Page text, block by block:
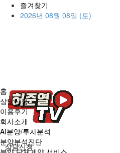
즐겨찾기
2026년 08월 08일 (토)
상담신청
홈
상담신청
이용후기
회사소개
AI분양/투자분석
분양분석진단